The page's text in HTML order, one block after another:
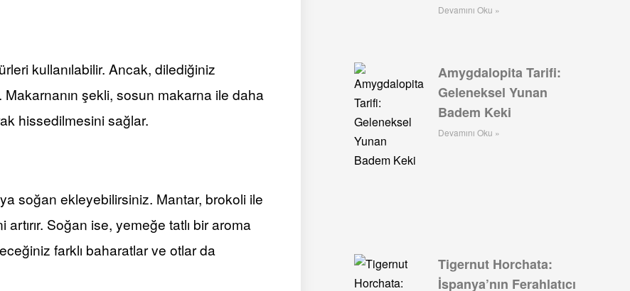
kullanılabilir. Ancak, dilediğiniz
şekli, sosun makarna ile daha
hissedilmesini sağlar.
soğan ekleyebilirsiniz. Mantar, brokoli ile
Soğan ise, yemeğe tatlı bir aroma
farklı baharatlar ve otlar da
Devamını Oku »
Amygdalopita Tarifi:
Geleneksel Yunan
Badem Keki
Devamını Oku »
Tigernut Horchata:
İspanya’nın Ferahlatıcı